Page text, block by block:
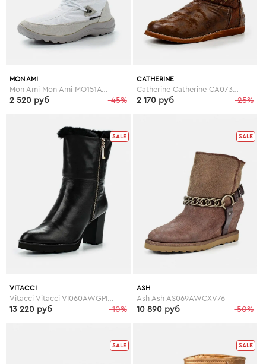
MON AMI
-45%
2 520 руб
CATHERINE
Catherine Catherine CA073AWGOG97
-25%
2 170 руб
SALE
VITACCI
-10%
13 220 руб
SALE
ASH
Ash Ash AS069AWCXV76
-50%
10 890 руб
SALE SALE